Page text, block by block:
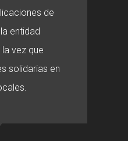
de
entidad
vez que
solidarias en